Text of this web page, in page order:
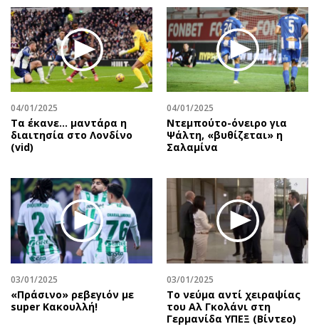
04/01/2025
Τα έκανε… μαντάρα η
διαιτησία στο Λονδίνο
(vid)
04/01/2025
Ντεμπούτο-όνειρο για
Ψάλτη, «βυθίζεται» η
Σαλαμίνα
03/01/2025
«Πράσινο» ρεβεγιόν με
super Κακουλλή!
03/01/2025
Το νεύμα αντί χειραψίας
του Αλ Γκολάνι στη
Γερμανίδα ΥΠΕΞ (Βίντεο)